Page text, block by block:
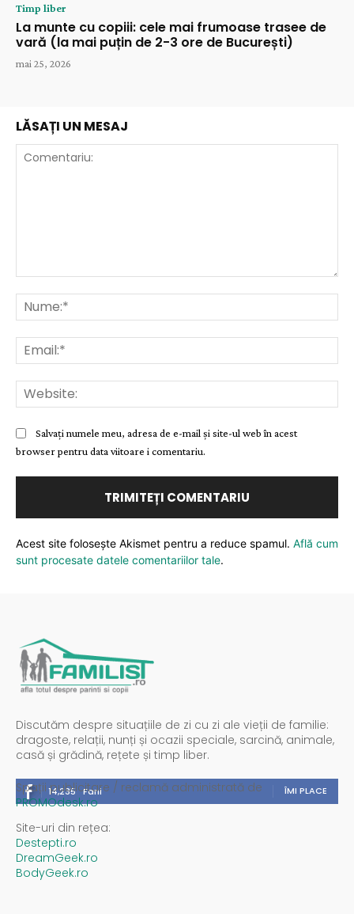
Timp liber
La munte cu copiii: cele mai frumoase trasee de
vară (la mai puțin de 2-3 ore de București)
mai 25, 2026
LĂSAȚI UN MESAJ
Salvați numele meu, adresa de e-mail și site-ul web în acest
browser pentru data viitoare i comentariu.
Acest site folosește Akismet pentru a reduce spamul. Află cum
sunt procesate datele comentariilor tale.
Discutăm despre situațiile de zi cu zi ale vieții de familie:
dragoste, relații, nunți și ocazii speciale, sarcină, animale,
casă și grădină, rețete și timp liber.
14,235 Fani ÎMI PLACE
Spații publicitare / reclamă administrată de
PROMOdesk.ro
Site-uri din rețea:
Destepti.ro
DreamGeek.ro
BodyGeek.ro